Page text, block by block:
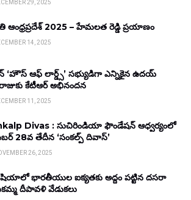
29, 2025
ఆంధ్రప్రదేశ్ 2025 – హేమలత రెడ్డి ప్రయాణం
14, 2025
‘హౌస్ ఆఫ్ లార్డ్స్’ సభ్యుడిగా ఎన్నికైన ఉదయ్
కేటీఆర్ అభినందన
11, 2025
Divas : సుచిరిండియా ఫౌండేషన్ ఆధ్వర్యంలో
28వ తేదీన ‘సంకల్ప్ దివాస్’
26, 2025
భారతీయుల ఐక్యతకు అద్దం పట్టిన దసరా
దీపావళి వేడుకలు